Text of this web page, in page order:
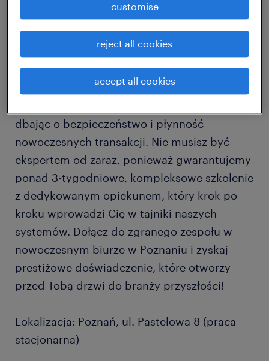
Chcesz wejść do dynamicznego świata
fintechu i budować swoją karierę u jednego z
liderów płatności online w Polsce?
Na tym stanowisku staniesz się realnym
dbając o bezpieczeństwo i płynność
nowoczesnych transakcji. Nie musisz być
ekspertem od zaraz, ponieważ gwarantujemy
ponad 3-tygodniowe, kompleksowe szkolenie
z dedykowanym opiekunem, który krok po
kroku wprowadzi Cię w tajniki naszych
systemów. Dołącz do zgranego zespołu w
nowoczesnym biurze w Poznaniu i zyskaj
prestiżowe doświadczenie, które otworzy
przed Tobą drzwi do branży przyszłości!
Lokalizacja: Poznań, ul. Pastelowa 8 (praca
stacjonarna)
accept all cookies
reject all cookies
customise